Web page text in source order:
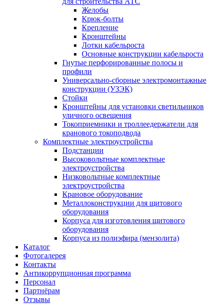
Желобы
Крюк-болты
Крепление
Кронштейны
Лотки кабельроста
Основные конструкции кабельроста
Гнутые перфорированные полосы и
профили
Универсально-сборные электромонтажные
конструкции (УЗЭК)
Стойки
Кронштейны для установки светильников
уличного освещения
Токоприемники и троллеедержатели для
кранового токоподвода
Комплектные электроустройства
Подстанции
Высоковольтные комплектные
электроустройства
Низковольтные комплектные
электроустройства
Крановое оборудование
Металлоконструкции для щитового
оборудования
Корпуса для изготовления щитового
оборудования
Корпуса из полиэфира (мензолита)
Каталог
Фотогалерея
Контакты
Антикоррупционная программа
Персонал
Партнёрам
Отзывы